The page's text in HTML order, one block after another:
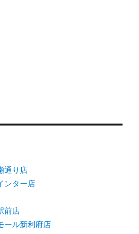
通り店
ンター店
前店
ール新利府店